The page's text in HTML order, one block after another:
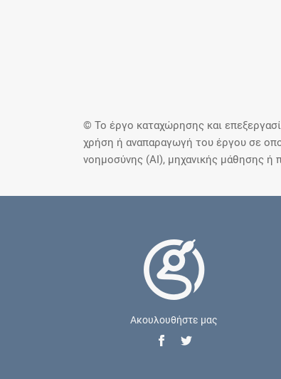
© Το έργο καταχώρησης και
χρήση ή αναπαραγωγή του έργου σε
νοημοσύνης (AI), μηχανικής μάθησης ή
Ακουλουθήστε μας